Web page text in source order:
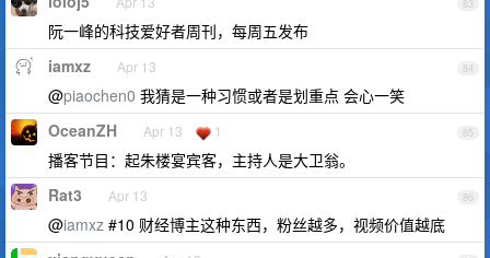
83
阮一峰的科技爱好者周刊，每周五发布
84
iamxz Apr 13
@piaochen0 我猜是一种习惯或者是划重点 会心一笑
85
OceanZH Apr 13 1
播客节目：起朱楼宴宾客，主持人是大卫翁。
86
Rat3 Apr 13
@iamxz #10 财经博主这种东西，粉丝越多，视频价值越底